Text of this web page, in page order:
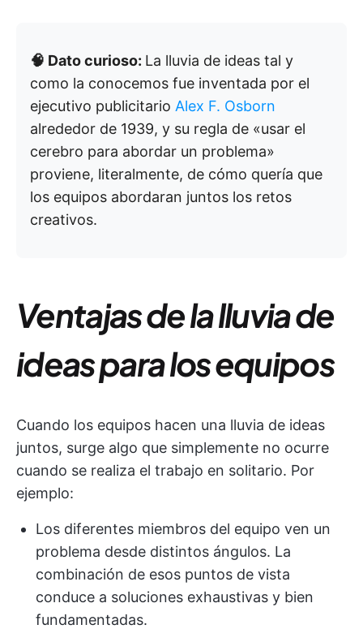
🧠 Dato curioso: La lluvia de ideas tal y
como la conocemos fue inventada por el
ejecutivo publicitario Alex F. Osborn
alrededor de 1939, y su regla de «usar el
cerebro para abordar un problema»
proviene, literalmente, de cómo quería que
los equipos abordaran juntos los retos
creativos.
Ventajas de la lluvia de
ideas para los equipos
Cuando los equipos hacen una lluvia de ideas
juntos, surge algo que simplemente no ocurre
cuando se realiza el trabajo en solitario. Por
ejemplo:
Los diferentes miembros del equipo ven un
problema desde distintos ángulos. La
combinación de esos puntos de vista
conduce a soluciones exhaustivas y bien
fundamentadas.